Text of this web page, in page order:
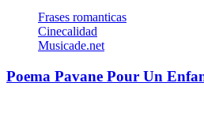
Frases romanticas
Cinecalidad
Musicade.net
Poema Pavane Pour Un